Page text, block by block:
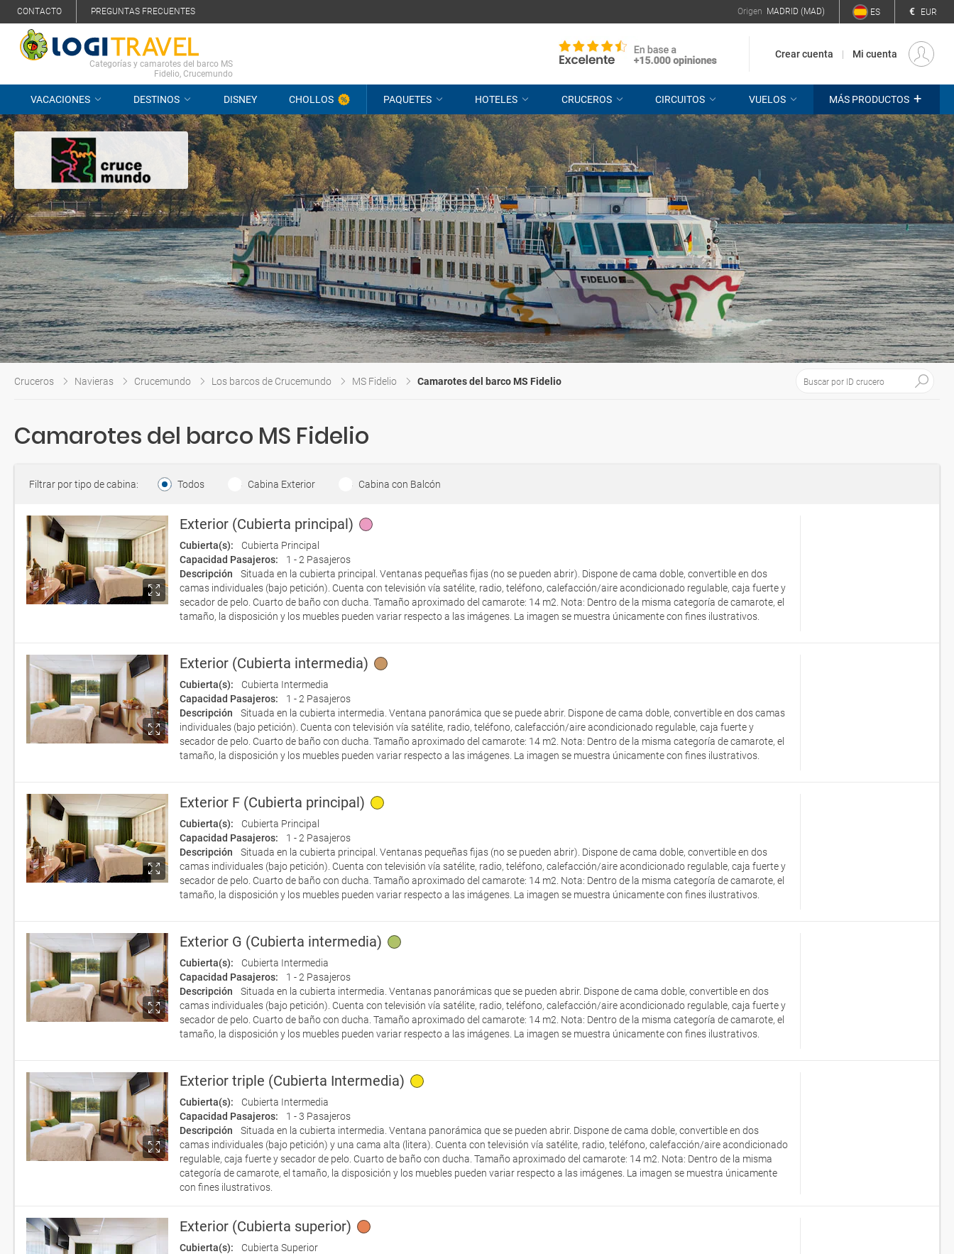
CONTACTO PREGUNTAS FRECUENTES Origen MADRID (MAD) ES € EUR
Categorías y camarotes del barco MS
Fidelio, Crucemundo
Crear cuenta Mi cuenta
VACACIONES DESTINOS DISNEY CHOLLOS PAQUETES HOTELES CRUCEROS CIRCUITOS VUELOS MÁS PRODUCTOS +
Cruceros Navieras Crucemundo Los barcos de Crucemundo MS Fidelio Camarotes del barco MS Fidelio
Camarotes del barco MS Fidelio
Filtrar por tipo de cabina: Todos Cabina Exterior Cabina con Balcón
Exterior (Cubierta principal)
Cubierta(s):
Cubierta Principal
Capacidad Pasajeros:
1 - 2 Pasajeros
Descripción
Situada en la cubierta principal. Ventanas pequeñas fijas (no se pueden abrir). Dispone de cama doble, convertible en dos
camas individuales (bajo petición). Cuenta con televisión vía satélite, radio, teléfono, calefacción/aire acondicionado regulable, caja fuerte y
secador de pelo. Cuarto de baño con ducha. Tamaño aproximado del camarote: 14 m2. Nota: Dentro de la misma categoría de camarote, el
tamaño, la disposición y los muebles pueden variar respecto a las imágenes. La imagen se muestra únicamente con fines ilustrativos.
Exterior (Cubierta intermedia)
Cubierta(s):
Cubierta Intermedia
Capacidad Pasajeros:
1 - 2 Pasajeros
Descripción
Situada en la cubierta intermedia. Ventana panorámica que se puede abrir. Dispone de cama doble, convertible en dos camas
individuales (bajo petición). Cuenta con televisión vía satélite, radio, teléfono, calefacción/aire acondicionado regulable, caja fuerte y
secador de pelo. Cuarto de baño con ducha. Tamaño aproximado del camarote: 14 m2. Nota: Dentro de la misma categoría de camarote, el
tamaño, la disposición y los muebles pueden variar respecto a las imágenes. La imagen se muestra únicamente con fines ilustrativos.
Exterior F (Cubierta principal)
Cubierta(s):
Cubierta Principal
Capacidad Pasajeros:
1 - 2 Pasajeros
Descripción
Situada en la cubierta principal. Ventanas pequeñas fijas (no se pueden abrir). Dispone de cama doble, convertible en dos
camas individuales (bajo petición). Cuenta con televisión vía satélite, radio, teléfono, calefacción/aire acondicionado regulable, caja fuerte y
secador de pelo. Cuarto de baño con ducha. Tamaño aproximado del camarote: 14 m2. Nota: Dentro de la misma categoría de camarote, el
tamaño, la disposición y los muebles pueden variar respecto a las imágenes. La imagen se muestra únicamente con fines ilustrativos.
Exterior G (Cubierta intermedia)
Cubierta(s):
Cubierta Intermedia
Capacidad Pasajeros:
1 - 2 Pasajeros
Descripción
Situada en la cubierta intermedia. Ventanas panorámicas que se pueden abrir. Dispone de cama doble, convertible en dos
camas individuales (bajo petición). Cuenta con televisión vía satélite, radio, teléfono, calefacción/aire acondicionado regulable, caja fuerte y
secador de pelo. Cuarto de baño con ducha. Tamaño aproximado del camarote: 14 m2. Nota: Dentro de la misma categoría de camarote, el
tamaño, la disposición y los muebles pueden variar respecto a las imágenes. La imagen se muestra únicamente con fines ilustrativos.
Exterior triple (Cubierta Intermedia)
Cubierta(s):
Cubierta Intermedia
Capacidad Pasajeros:
1 - 3 Pasajeros
Descripción
Situada en la cubierta intermedia. Ventana panorámica que se pueden abrir. Dispone de cama doble, convertible en dos
camas individuales (bajo petición) y una cama alta (litera). Cuenta con televisión vía satélite, radio, teléfono, calefacción/aire acondicionado
regulable, caja fuerte y secador de pelo. Cuarto de baño con ducha. Tamaño aproximado del camarote: 14 m2. Nota: Dentro de la misma
categoría de camarote, el tamaño, la disposición y los muebles pueden variar respecto a las imágenes. La imagen se muestra únicamente
con fines ilustrativos.
Exterior (Cubierta superior)
Cubierta(s):
Cubierta Superior